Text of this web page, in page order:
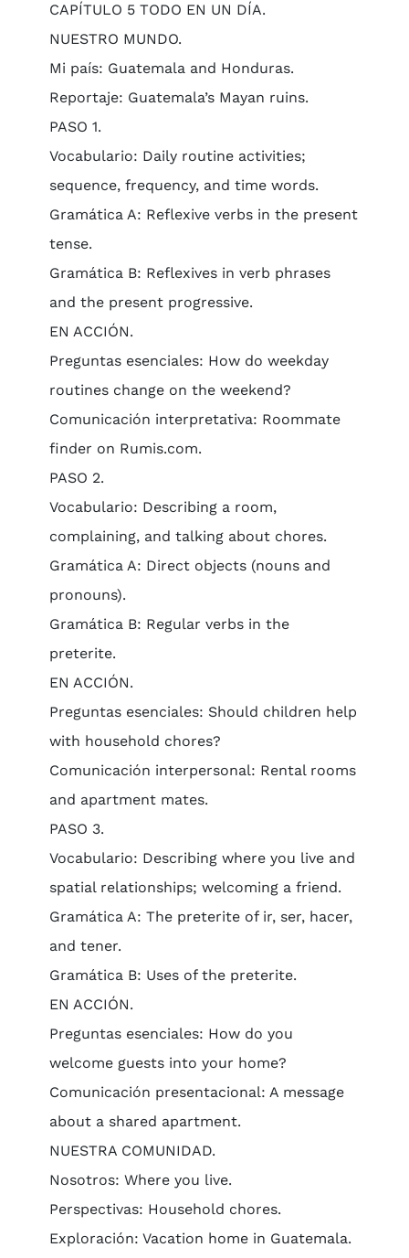
CAPÍTULO 5 TODO EN UN DÍA.
NUESTRO MUNDO.
Mi país: Guatemala and Honduras.
Reportaje: Guatemala’s Mayan ruins.
PASO 1.
Vocabulario: Daily routine activities;
sequence, frequency, and time words.
Gramática A: Reflexive verbs in the present
tense.
Gramática B: Reflexives in verb phrases
and the present progressive.
EN ACCIÓN.
Preguntas esenciales: How do weekday
routines change on the weekend?
Comunicación interpretativa: Roommate
finder on Rumis.com.
PASO 2.
Vocabulario: Describing a room,
complaining, and talking about chores.
Gramática A: Direct objects (nouns and
pronouns).
Gramática B: Regular verbs in the
preterite.
EN ACCIÓN.
Preguntas esenciales: Should children help
with household chores?
Comunicación interpersonal: Rental rooms
and apartment mates.
PASO 3.
Vocabulario: Describing where you live and
spatial relationships; welcoming a friend.
Gramática A: The preterite of ir, ser, hacer,
and tener.
Gramática B: Uses of the preterite.
EN ACCIÓN.
Preguntas esenciales: How do you
welcome guests into your home?
Comunicación presentacional: A message
about a shared apartment.
NUESTRA COMUNIDAD.
Nosotros: Where you live.
Perspectivas: Household chores.
Exploración: Vacation home in Guatemala.